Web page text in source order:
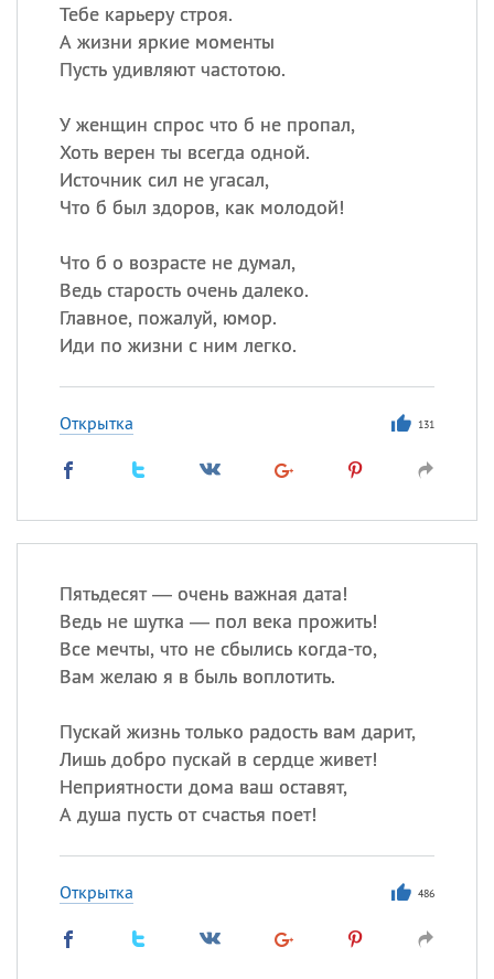
Тебе карьеру строя.
А жизни яркие моменты
Пусть удивляют частотою.
У женщин спрос что б не пропал,
Хоть верен ты всегда одной.
Источник сил не угасал,
Что б был здоров, как молодой!
Что б о возрасте не думал,
Ведь старость очень далеко.
Главное, пожалуй, юмор.
Иди по жизни с ним легко.
Открытка 131
Пятьдесят — очень важная дата!
Ведь не шутка — пол века прожить!
Все мечты, что не сбылись когда-то,
Вам желаю я в быль воплотить.
Пускай жизнь только радость вам дарит,
Лишь добро пускай в сердце живет!
Неприятности дома ваш оставят,
А душа пусть от счастья поет!
Открытка 486